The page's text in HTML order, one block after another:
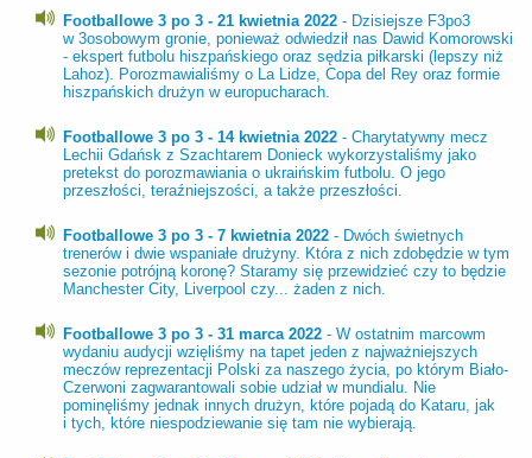
Footballowe 3 po 3 - 21 kwietnia 2022 - Dzisiejsze F3po3
w 3osobowym gronie, ponieważ odwiedził nas Dawid Komorowski
- ekspert futbolu hiszpańskiego oraz sędzia piłkarski (lepszy niż
Lahoz). Porozmawialiśmy o La Lidze, Copa del Rey oraz formie
hiszpańskich drużyn w europucharach.
Footballowe 3 po 3 - 14 kwietnia 2022 - Charytatywny mecz
Lechii Gdańsk z Szachtarem Donieck wykorzystaliśmy jako
pretekst do porozmawiania o ukraińskim futbolu. O jego
przeszłości, teraźniejszości, a także przeszłości.
Footballowe 3 po 3 - 7 kwietnia 2022 - Dwóch świetnych
trenerów i dwie wspaniałe drużyny. Która z nich zdobędzie w tym
sezonie potrójną koronę? Staramy się przewidzieć czy to będzie
Manchester City, Liverpool czy... żaden z nich.
Footballowe 3 po 3 - 31 marca 2022 - W ostatnim marcowm
wydaniu audycji wzięliśmy na tapet jeden z najważniejszych
meczów reprezentacji Polski za naszego życia, po którym Biało-
Czerwoni zagwarantowali sobie udział w mundialu. Nie
pominęliśmy jednak innych drużyn, które pojadą do Kataru, jak
i tych, które niespodziewanie się tam nie wybierają.